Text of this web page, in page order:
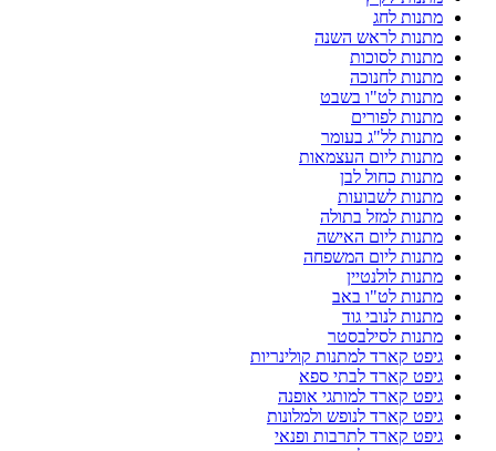
מתנות לחג
מתנות לראש השנה
מתנות לסוכות
מתנות לחנוכה
מתנות לט"ו בשבט
מתנות לפורים
מתנות לל"ג בעומר
מתנות ליום העצמאות
מתנות כחול לבן
מתנות לשבועות
מתנות למזל בתולה
מתנות ליום האישה
מתנות ליום המשפחה
מתנות לולנטיין
מתנות לט"ו באב
מתנות לנובי גוד
מתנות לסילבסטר
גיפט קארד למתנות קולינריות
גיפט קארד לבתי ספא
גיפט קארד למותגי אופנה
גיפט קארד לנופש ולמלונות
גיפט קארד לתרבות ופנאי